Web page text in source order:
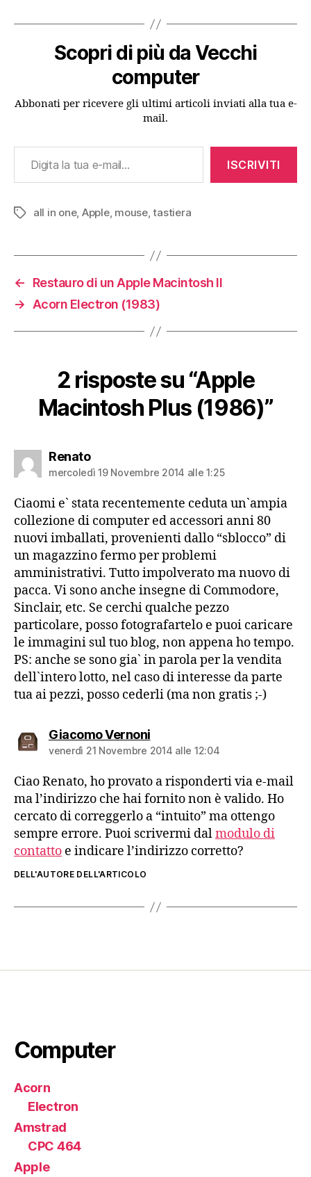
Scopri di più da Vecchi
computer
Abbonati per ricevere gli ultimi articoli inviati alla tua e-
mail.
Digita la tua e-mail...
ISCRIVITI
Tag all in one, Apple, mouse,tastiera
←
Restauro di un Apple Macintosh II
→
Acorn Electron (1983)
2 risposte su “Apple
Macintosh Plus (1986)”
Renatodice:
mercoledì 19 Novembre 2014 alle 1:25
Ciaomi e` stata recentemente ceduta un`ampia
collezione di computer ed accessori anni 80
nuovi imballati, provenienti dallo “sblocco” di
un magazzino fermo per problemi
amministrativi. Tutto impolverato ma nuovo di
pacca. Vi sono anche insegne di Commodore,
Sinclair, etc. Se cerchi qualche pezzo
particolare, posso fotografartelo e puoi caricare
le immagini sul tuo blog, non appena ho tempo.
PS: anche se sono gia` in parola per la vendita
dell`intero lotto, nel caso di interesse da parte
tua ai pezzi, posso cederli (ma non gratis ;-)
Giacomo Vernonidice:
venerdì 21 Novembre 2014 alle 12:04
Ciao Renato, ho provato a risponderti via e-mail
ma l’indirizzo che hai fornito non è valido. Ho
cercato di correggerlo a “intuito” ma ottengo
sempre errore. Puoi scrivermi dalmodulo di
contatto e indicare l’indirizzo corretto?
DELL'AUTORE DELL'ARTICOLO
Computer
Acorn
Electron
Amstrad
CPC 464
Apple